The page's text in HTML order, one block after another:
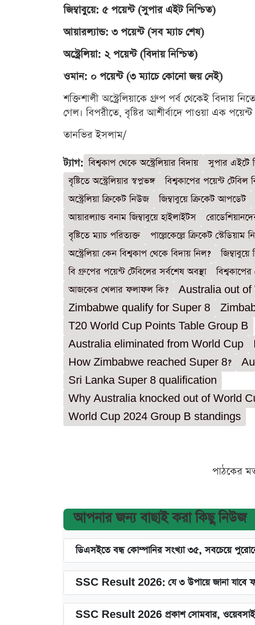
জিম্বাবুয়ে: ৫ পয়েন্ট (সুপার এইট নিশ্চিত)
আয়ারল্যান্ড: ৩ পয়েন্ট (সব ম্যাচ শেষ)
অস্ট্রেলিয়া: ২ পয়েন্ট (বিদায় নিশ্চিত)
ওমান: ০ পয়েন্ট (৩ ম্যাচে কোনো জয় নেই)
শক্তিশালী অস্ট্রেলিয়াকে গ্রুপ পর্ব থেকেই বিদায়
গেল। বিপরীতে, বৃষ্টির আশীর্বাদে পাওয়া এক
তানভির ইসলাম/
ট্যাগ: বিশ্বকাপ থেকে অস্ট্রেলিয়ার বিদায় সুপার এইটে
বৃষ্টিতে অস্ট্রেলিয়ার স্বপ্নভঙ্গ
বিশ্বকাপের পয়েন্ট টেবিল
অস্ট্রেলিয়া ক্রিকেট নিউজ
জিম্বাবুয়ে ক্রিকেট আপডেট
আয়ারল্যান্ড বনাম জিম্বাবুয়ে হাইলাইটস
বৃষ্টিতে ম্যাচ পরিত্যক্ত
পাল্লেকেল্লে ক্রিকেট স্টেডিয়াম
অস্ট্রেলিয়া কেন বিশ্বকাপ থেকে বিদায় নিল?
বি গ্রুপের পয়েন্ট টেবিলের সর্বশেষ অবস্থা
আজকের খেলার ফলাফল কি?
Australia out of
Zimbabwe qualify for Super 8
T20 World Cup Points Table Group B
Australia eliminated from World Cup
How Zimbabwe reached Super 8?
Sri Lanka Super 8 qualification
Why Australia knocked out of World
World Cup 2024 Group B standings
পাঠকের
আপনার জন্য বাছাই করা কিছু নিউজ
ডিএসইতে বন্ধ কোম্পানির সংখ্যা ৩৫, সবচেয়ে
SSC Result 2026: যে ৩ উপায়ে জানা যাবে
SSC Result 2026 প্রকাশ সোমবার,